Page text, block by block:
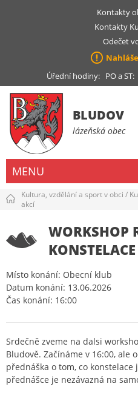
Kontakty
Kontakty
Odečet
Úřední hodiny: PO a ST:
BLUDOV
lázeňská obec
MENU
Kultura, vzdělání a sport v obci /
akcí
WORKSHOP
KONSTELACE
Místo konání: Obecní klub
Datum konání: 13.06.2026
Čas konání: 16:00
Srdečně zveme na dalsi
Bludově. Začínáme v 16:00, ale
přednáška o tom, co
přednášce je nezávazná na